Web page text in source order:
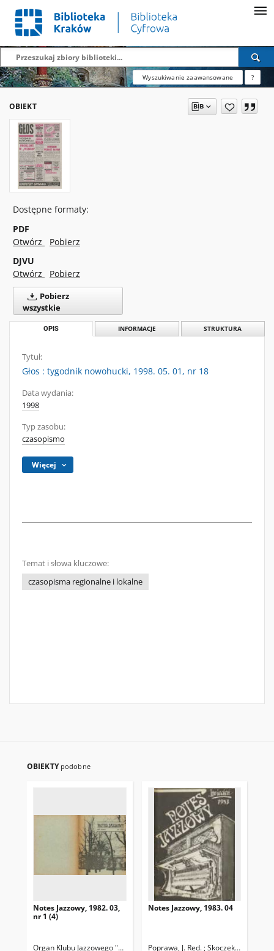
Wyszukiwanie zaawansowane ?
OBIEKT
Dostępne formaty:
PDF
Otwórz
Pobierz
DJVU
Otwórz
Pobierz
Pobierz
wszystkie
OPIS INFORMACJE STRUKTURA
Tytuł:
Głos : tygodnik nowohucki, 1998. 05. 01, nr 18
Data wydania:
1998
Typ zasobu:
czasopismo
Więcej
Temat i słowa kluczowe:
czasopisma regionalne i lokalne
OBIEKTY podobne
Notes Jazzowy, 1982. 03,
nr 1 (4)
Organ Klubu Jazzowego "Rotunda" Skoczek, T. Red.
Notes Jazzowy, 1983. 04
Poprawa, J. Red. ; Skoczek T. Red.